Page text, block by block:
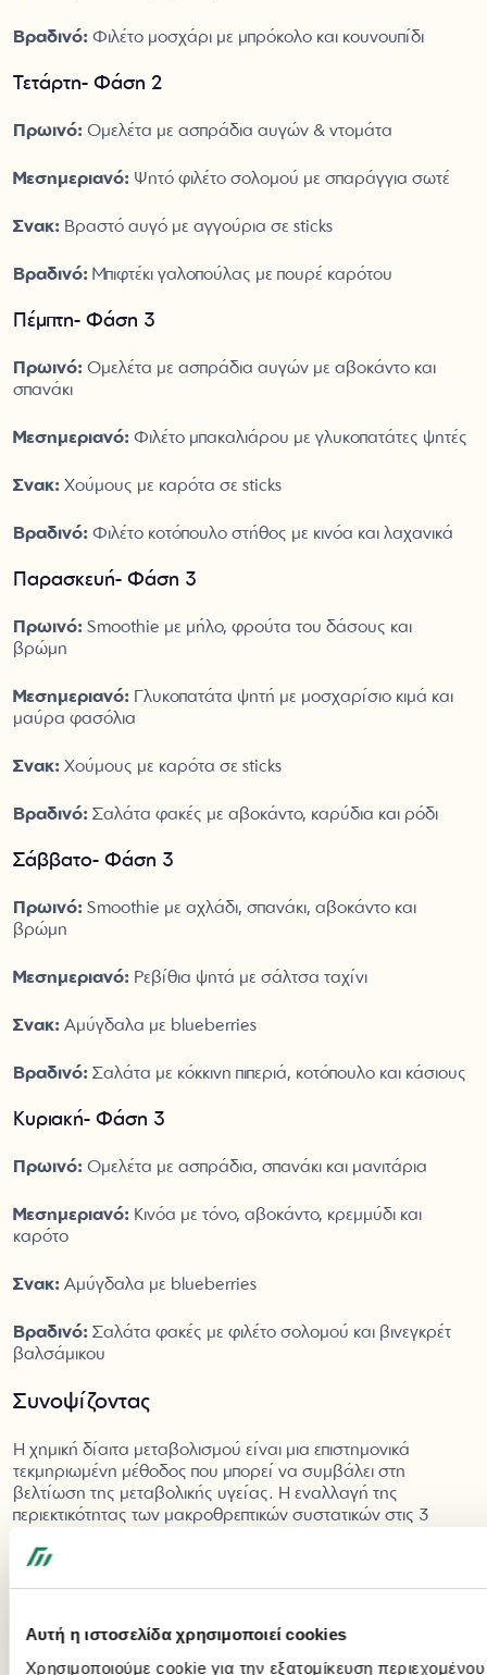
Αυτή η ιστοσελίδα χρησιμοποιεί cookies
Χρησιμοποιούμε cookie για την εξατομίκευση
Βραδινό: Φιλέτο μοσχάρι με μπρόκολο και κουνουπίδι
Τετάρτη- Φάση 2
Πρωινό: Ομελέτα με ασπράδια αυγών & ντομάτα
Μεσημεριανό: Ψητό φιλέτο σολομού με σπαράγγια σωτέ
Σνακ: Βραστό αυγό με αγγούρια σε sticks
Βραδινό: Μπιφτέκι γαλοπούλας με πουρέ καρότου
Πέμπτη- Φάση 3
Πρωινό: Ομελέτα με ασπράδια αυγών με αβοκάντο και
σπανάκι
Μεσημεριανό: Φιλέτο μπακαλιάρου με γλυκοπατάτες ψητές
Σνακ: Χούμους με καρότα σε sticks
Βραδινό: Φιλέτο κοτόπουλο στήθος με κινόα και λαχανικά
Παρασκευή- Φάση 3
Πρωινό: Smoothie με μήλο, φρούτα του δάσους και
βρώμη
Μεσημεριανό: Γλυκοπατάτα ψητή με μοσχαρίσιο κιμά και
μαύρα φασόλια
Σνακ: Χούμους με καρότα σε sticks
Βραδινό: Σαλάτα φακές με αβοκάντο, καρύδια και ρόδι
Σάββατο- Φάση 3
Πρωινό: Smoothie με αχλάδι, σπανάκι, αβοκάντο και
βρώμη
Μεσημεριανό: Ρεβίθια ψητά με σάλτσα ταχίνι
Σνακ: Αμύγδαλα με blueberries
Βραδινό: Σαλάτα με κόκκινη πιπεριά, κοτόπουλο και κάσιους
Κυριακή- Φάση 3
Πρωινό: Ομελέτα με ασπράδια, σπανάκι και μανιτάρια
Μεσημεριανό: Κινόα με τόνο, αβοκάντο, κρεμμύδι και
καρότο
Σνακ: Αμύγδαλα με blueberries
Βραδινό: Σαλάτα φακές με φιλέτο σολομού και βινεγκρέτ
βαλσάμικου
Συνοψίζοντας
Η χημική δίαιτα μεταβολισμού είναι μια επιστημονικά
τεκμηριωμένη μέθοδος που μπορεί να συμβάλει στη
βελτίωση της μεταβολικής υγείας. Η εναλλαγή της
περιεκτικότητας των μακροθρεπτικών συστατικών στις 3
εξαντλητική αποχή από το φαγητό.
στην ινσουλίνη ή απλά θέλεις να πειραματιστείς με μια νέα